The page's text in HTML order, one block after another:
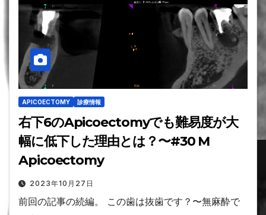
APICOECTOMY 診療情報
右下6のApicoectomyでも難易度が大
幅に低下した理由とは？〜#30 M
Apicoectomy
2023年10月27日
前回の記事の続編。 この歯は抜歯です？〜無麻酔で